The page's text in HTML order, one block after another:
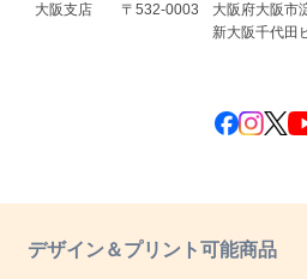
大阪支店
〒532-0003
大阪府大阪市
新大阪千代田
デザイン＆プリント可能商品